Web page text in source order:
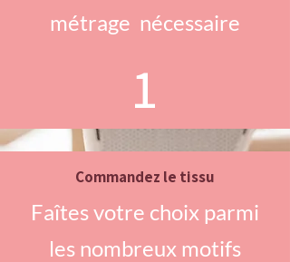
métrage nécessaire
1
Commandez le tissu
Faîtes votre choix parmi
les nombreux motifs